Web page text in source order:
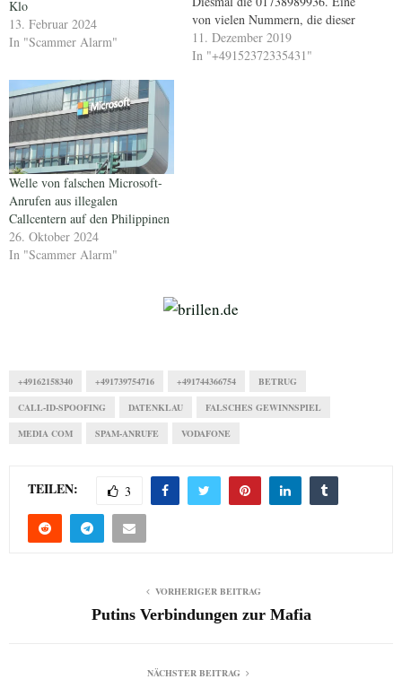
Klo
13. Februar 2024
In "Scammer Alarm"
von vielen Nummern, die dieser
Tage anrufen. Man erreicht das
Telefon nicht, weil man gerade
11. Dezember 2019
In "+49152372335431"
Welle von falschen Microsoft-
Anrufen aus illegalen
Callcentern auf den Philippinen
26. Oktober 2024
In "Scammer Alarm"
+49162158340 +491739754716 +491744366754 BETRUG
CALL-ID-SPOOFING DATENKLAU FALSCHES GEWINNSPIEL
MEDIA COM SPAM-ANRUFE VODAFONE
TEILEN: 3
VORHERIGER BEITRAG
Putins Verbindungen zur Mafia
NÄCHSTER BEITRAG